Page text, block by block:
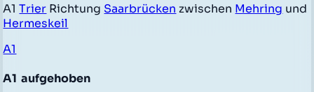
A1Trier Richtung Saarbrücken zwischen Mehring und
Hermeskeil
A1
A1 aufgehoben